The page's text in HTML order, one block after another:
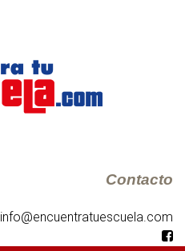
Contacto
info@encuentratuescuela.com